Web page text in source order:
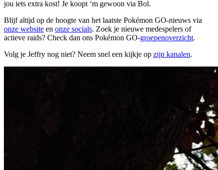
jou iets extra kost! Je koopt ‘m gewoon via Bol.
Blijf altijd op de hoogte van het laatste Pokémon GO-nieuws via
onze website en onze socials. Zoek je nieuwe medespelers of
actieve raids? Check dan ons Pokémon GO-groepenoverzicht.
Volg je Jeffry nog niet? Neem snel een kijkje op zijn kanalen.